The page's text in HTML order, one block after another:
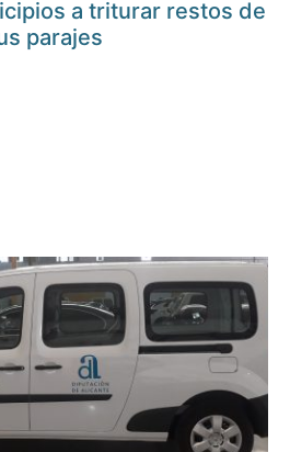
a triturar restos de
parajes